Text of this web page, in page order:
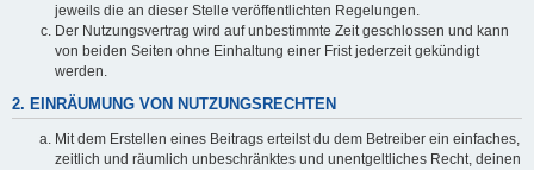
jeweils die an dieser Stelle veröffentlichten Regelungen.
Der Nutzungsvertrag wird auf unbestimmte Zeit geschlossen und kann
von beiden Seiten ohne Einhaltung einer Frist jederzeit gekündigt
werden.
2. EINRÄUMUNG VON NUTZUNGSRECHTEN
Mit dem Erstellen eines Beitrags erteilst du dem Betreiber ein einfaches,
zeitlich und räumlich unbeschränktes und unentgeltliches Recht, deinen